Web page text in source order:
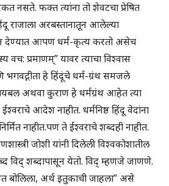
नसते. फक्त त्यांना तो शेवटचा प्रेषित
राजाला अरबस्तानातून आलेल्या
देण्यात आपण धर्म-कृत्य करतो असेच
वच: प्रमाणम्” यावर त्याचा विश्वास
हे हिंदूंचे धर्म-ग्रंथ समजले
अथवा कुराण हे धर्मग्रंथ आहेत त्या
ईश्वराचे आदेश नाहीत. धर्मनिष्ठ हिंदू वेदांना
नाहीत.पण ते ईश्वराचे शब्दही नाहीत.
जोशी यांनी दिलेली विश्वकोशातील
विद् शब्दापासून येतो. विद् म्हणजे जाणणे.
बोलिला, अर्थ इतुकाची जाहला” असे